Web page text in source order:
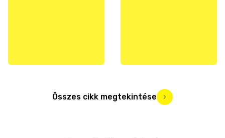
Összes cikk megtekintése